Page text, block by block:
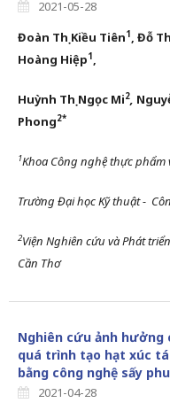
2021-05-28
Đoàn Thị Kiều Tiên1 , Đỗ
Hoàng Hiệp1 ,
Huỳnh Thị Ngọc Mi2,
Phong2*
1Khoa Công nghệ thực phẩm
Trường Đại học Kỹ thuật -
2Viện Nghiên cứu và Phát
Cần Thơ
Nghiên cứu ảnh hưởng
quá trình tạo hạt xúc
bằng công nghệ sấy
2021-04-28